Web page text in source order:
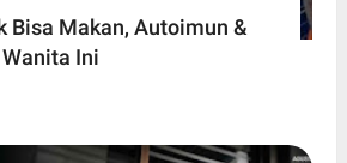
Bisa Makan, Autoimun &
Ini